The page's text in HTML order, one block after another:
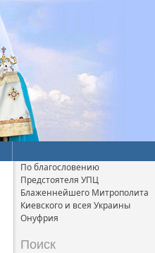
По благословению
Предстоятеля УПЦ
Блаженнейшего Митрополита
Киевского и всея Украины
Онуфрия
Поиск